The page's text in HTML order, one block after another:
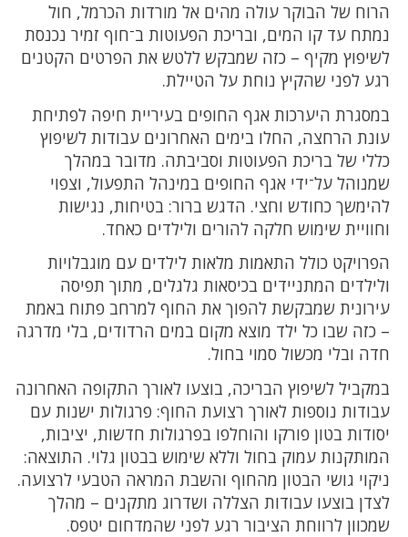
הרוח של הבוקר עולה מהים אל מורדות הכרמל, חול
נמתח עד קו המים, ובריכת הפעוטות ב־חוף זמיר נכנסת
לשיפוץ מקיף – כזה שמבקש ללטש את הפרטים הקטנים
רגע לפני שהקיץ נוחת על הטיילת.
במסגרת היערכות אגף החופים בעיריית חיפה לפתיחת
עונת הרחצה, החלו בימים האחרונים עבודות לשיפוץ
כללי של בריכת הפעוטות וסביבתה. מדובר במהלך
שמנוהל על־ידי אגף החופים במינהל התפעול, וצפוי
להימשך כחודש וחצי. הדגש ברור: בטיחות, נגישות
וחוויית שימוש חלקה להורים ולילדים כאחד.
הפרויקט כולל התאמות מלאות לילדים עם מוגבלויות
ולילדים המתניידים בכיסאות גלגלים, מתוך תפיסה
עירונית שמבקשת להפוך את החוף למרחב פתוח באמת
– כזה שבו כל ילד מוצא מקום במים הרדודים, בלי מדרגה
חדה ובלי מכשול סמוי בחול.
במקביל לשיפוץ הבריכה, בוצעו לאורך התקופה האחרונה
עבודות נוספות לאורך רצועת החוף: פרגולות ישנות עם
יסודות בטון פורקו והוחלפו בפרגולות חדשות, יציבות,
המותקנות עמוק בחול וללא שימוש בבטון גלוי. התוצאה:
ניקוי גושי הבטון מהחוף והשבת המראה הטבעי לרצועה.
לצדן בוצעו עבודות הצללה ושדרוג מתקנים – מהלך
שמכוון לרווחת הציבור רגע לפני שהמדחום יטפס.